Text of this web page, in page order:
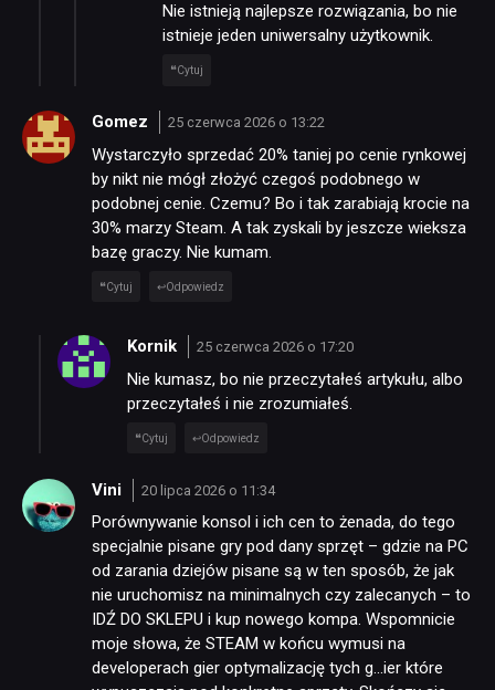
Nie istnieją najlepsze rozwiązania, bo nie
istnieje jeden uniwersalny użytkownik.
Cytuj
Gomez 25 czerwca 2026 o 13:22
Wystarczyło sprzedać 20% taniej po cenie rynkowej
by nikt nie mógł złożyć czegoś podobnego w
podobnej cenie. Czemu? Bo i tak zarabiają krocie na
30% marzy Steam. A tak zyskali by jeszcze wieksza
bazę graczy. Nie kumam.
Cytuj Odpowiedz
Kornik 25 czerwca 2026 o 17:20
Nie kumasz, bo nie przeczytałeś artykułu, albo
przeczytałeś i nie zrozumiałeś.
Cytuj Odpowiedz
Vini 20 lipca 2026 o 11:34
Porównywanie konsol i ich cen to żenada, do tego
specjalnie pisane gry pod dany sprzęt – gdzie na PC
od zarania dziejów pisane są w ten sposób, że jak
nie uruchomisz na minimalnych czy zalecanych – to
IDŹ DO SKLEPU i kup nowego kompa. Wspomnicie
moje słowa, że STEAM w końcu wymusi na
developerach gier optymalizację tych g…ier które